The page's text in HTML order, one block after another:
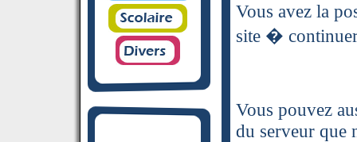
Vous avez la
site �
Vous pouvez
du serveur que